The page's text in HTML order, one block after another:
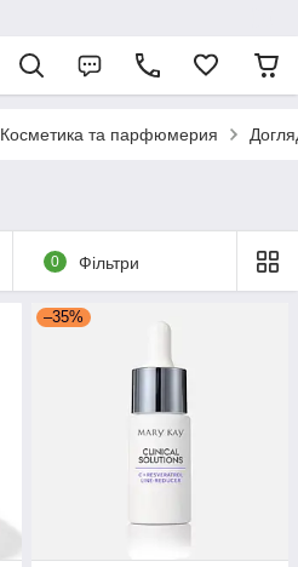
Косметика та парфюмерия
0 Фільтри
–35%